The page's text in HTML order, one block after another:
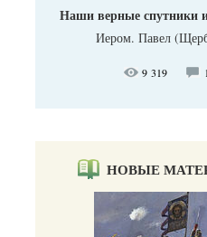
Наши верные спутники
Иером. Павел
9 319 1
НОВЫЕ